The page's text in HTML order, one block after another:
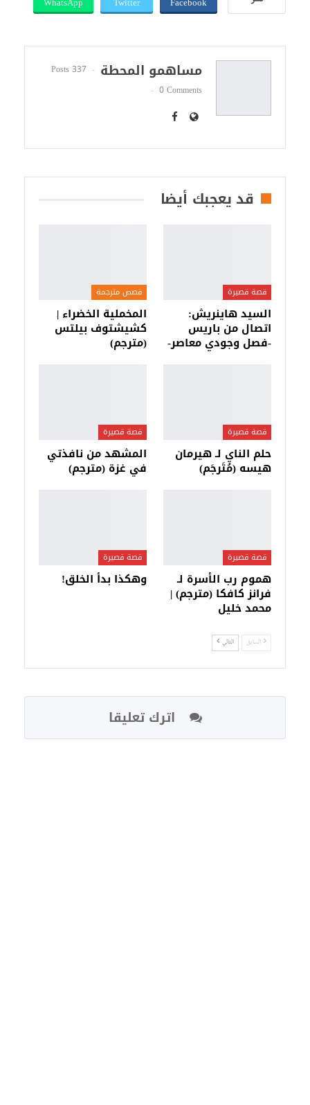
مساهمو المحطة
337 Posts
0 Comments
قد يعجبك أيضا
قصة قصيرة
السيد هاينريش:
اتصال من باريس
-فصل وجودي معاصر-
قصص مترجمة
المخملية الخضراء |
كشيشتوف بيلتس
(مترجم)
قصة قصيرة
حلم الناي لـ هيرمان
هيسه (مُتَرجَم)
قصة قصيرة
المشهد من نافذتي
في غزة (مترجم)
قصة قصيرة
هموم رب الأسرة لـ
فرانز كافكا (مترجم) |
محمد خليل
قصة قصيرة
وهكذا بدأ الخلق!
السابق التالي
اترك تعليقا